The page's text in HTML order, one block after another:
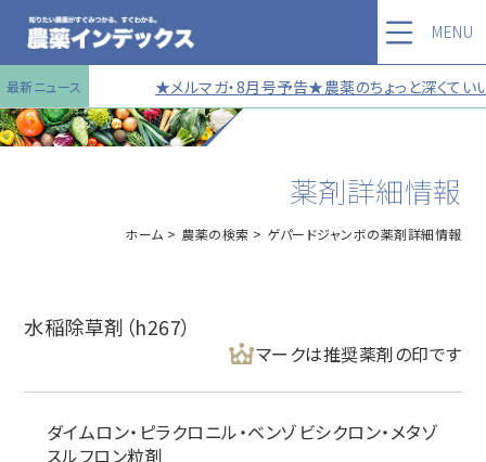
最新ニュース ★メルマガ・8月号予告★農薬のちょっと深く
MENU
薬剤詳細情報
ホーム 農薬の検索 ゲパードジャンボの薬剤詳細情報
水稲除草剤（h267）
マークは推奨薬剤の印です
ダイムロン・ピラクロニル・ベンゾビシクロン・メタゾ
スルフロン粒剤